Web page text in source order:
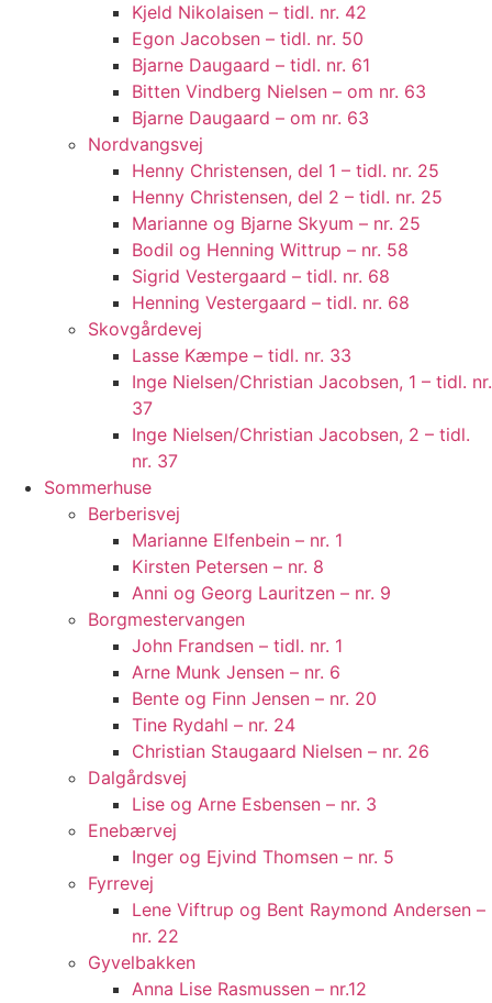
Kjeld Nikolaisen – tidl. nr. 42
Egon Jacobsen – tidl. nr. 50
Bjarne Daugaard – tidl. nr. 61
Bitten Vindberg Nielsen – om nr. 63
Bjarne Daugaard – om nr. 63
Nordvangsvej
Henny Christensen, del 1 – tidl. nr. 25
Henny Christensen, del 2 – tidl. nr. 25
Marianne og Bjarne Skyum – nr. 25
Bodil og Henning Wittrup – nr. 58
Sigrid Vestergaard – tidl. nr. 68
Henning Vestergaard – tidl. nr. 68
Skovgårdevej
Lasse Kæmpe – tidl. nr. 33
Inge Nielsen/Christian Jacobsen, 1 – tidl. nr.
37
Inge Nielsen/Christian Jacobsen, 2 – tidl.
nr. 37
Sommerhuse
Berberisvej
Marianne Elfenbein – nr. 1
Kirsten Petersen – nr. 8
Anni og Georg Lauritzen – nr. 9
Borgmestervangen
John Frandsen – tidl. nr. 1
Arne Munk Jensen – nr. 6
Bente og Finn Jensen – nr. 20
Tine Rydahl – nr. 24
Christian Staugaard Nielsen – nr. 26
Dalgårdsvej
Lise og Arne Esbensen – nr. 3
Enebærvej
Inger og Ejvind Thomsen – nr. 5
Fyrrevej
Lene Viftrup og Bent Raymond Andersen –
nr. 22
Gyvelbakken
Anna Lise Rasmussen – nr.12